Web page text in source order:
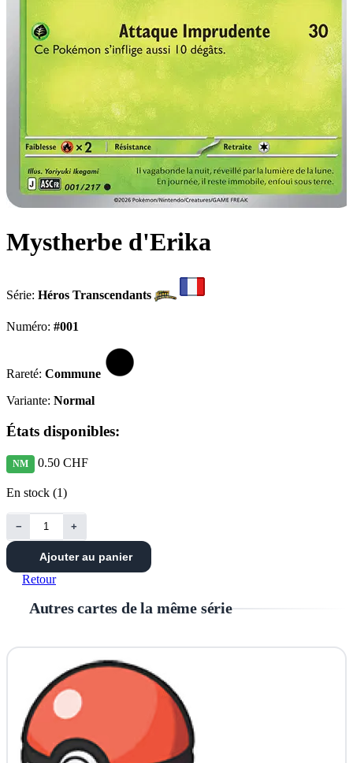
Mystherbe d'Erika
Série: Héros Transcendants
Numéro: #001
Rareté: Commune
Variante: Normal
États disponibles:
NM 0.50 CHF
En stock (1)
− +
Ajouter au panier
Retour
Autres cartes de la même série